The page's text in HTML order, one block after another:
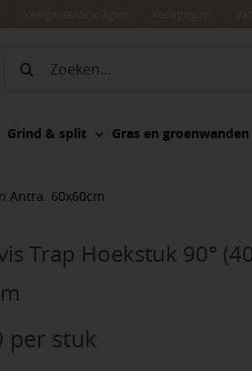
Zoeken
Grind & split Gras en groenwanden
Antra. 60x60cm
Trap Hoekstuk 90°
per stuk